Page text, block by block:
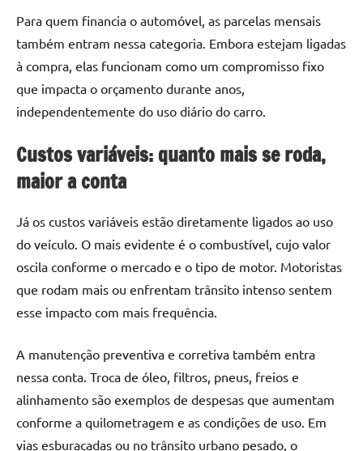
Para quem financia o automóvel, as parcelas mensais
também entram nessa categoria. Embora estejam ligadas
à compra, elas funcionam como um compromisso fixo
que impacta o orçamento durante anos,
independentemente do uso diário do carro.
Custos variáveis: quanto mais se roda,
maior a conta
Já os custos variáveis estão diretamente ligados ao uso
do veículo. O mais evidente é o combustível, cujo valor
oscila conforme o mercado e o tipo de motor. Motoristas
que rodam mais ou enfrentam trânsito intenso sentem
esse impacto com mais frequência.
A manutenção preventiva e corretiva também entra
nessa conta. Troca de óleo, filtros, pneus, freios e
alinhamento são exemplos de despesas que aumentam
conforme a quilometragem e as condições de uso. Em
vias esburacadas ou no trânsito urbano pesado, o